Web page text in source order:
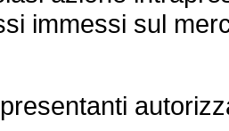
immessi sul